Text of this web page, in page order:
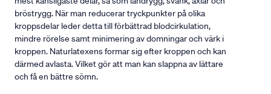
bröstrygg. När man reducerar tryckpunkter på olika
kroppsdelar leder detta till förbättrad blodcirkulation,
mindre rörelse samt minimering av domningar och värk i
kroppen. Naturlatexens formar sig efter kroppen och kan
därmed avlasta. Vilket gör att man kan slappna av lättare
och få en bättre sömn.